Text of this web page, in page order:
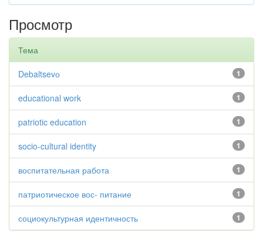
Просмотр
Тема
1
Debaltsevо
1
educational work
1
patriotic education
1
socio-cultural identity
1
воспитательная работа
1
патриотическое вос- питание
1
социокультурная идентичность